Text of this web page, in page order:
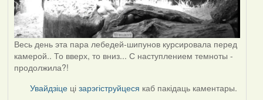
Весь день эта пара лебедей-шипунов курсировала перед
камерой.. То вверх, то вниз... С наступлением темноты -
продолжила?!
Увайдзіце цізарэгіструйцеся каб пакідаць каментары.